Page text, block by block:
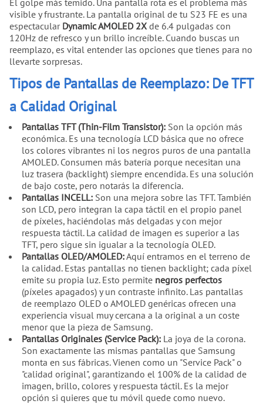
El golpe más temido. Una pantalla rota es el problema más
visible y frustrante. La pantalla original de tu S23 FE es una
espectacular Dynamic AMOLED 2X de 6.4 pulgadas con
120Hz de refresco y un brillo increíble. Cuando buscas un
reemplazo, es vital entender las opciones que tienes para no
llevarte sorpresas.
Tipos de Pantallas de Reemplazo: De TFT
a Calidad Original
Pantallas TFT (Thin-Film Transistor):Son la opción más
económica. Es una tecnología LCD básica que no ofrece
los colores vibrantes ni los negros puros de una pantalla
AMOLED. Consumen más batería porque necesitan una
luz trasera (backlight) siempre encendida. Es una solución
de bajo coste, pero notarás la diferencia.
Pantallas INCELL:Son una mejora sobre las TFT. También
son LCD, pero integran la capa táctil en el propio panel
de píxeles, haciéndolas más delgadas y con mejor
respuesta táctil. La calidad de imagen es superior a las
TFT, pero sigue sin igualar a la tecnología OLED.
Pantallas OLED/AMOLED:Aquí entramos en el terreno de
la calidad. Estas pantallas no tienen backlight; cada píxel
emite su propia luz. Esto permite negros perfectos
(píxeles apagados) y un contraste infinito. Las pantallas
de reemplazo OLED o AMOLED genéricas ofrecen una
experiencia visual muy cercana a la original a un coste
menor que la pieza de Samsung.
Pantallas Originales (Service Pack):La joya de la corona.
Son exactamente las mismas pantallas que Samsung
monta en sus fábricas. Vienen como un "Service Pack" o
"calidad original", garantizando el 100% de la calidad de
imagen, brillo, colores y respuesta táctil. Es la mejor
opción si quieres que tu móvil quede como nuevo.